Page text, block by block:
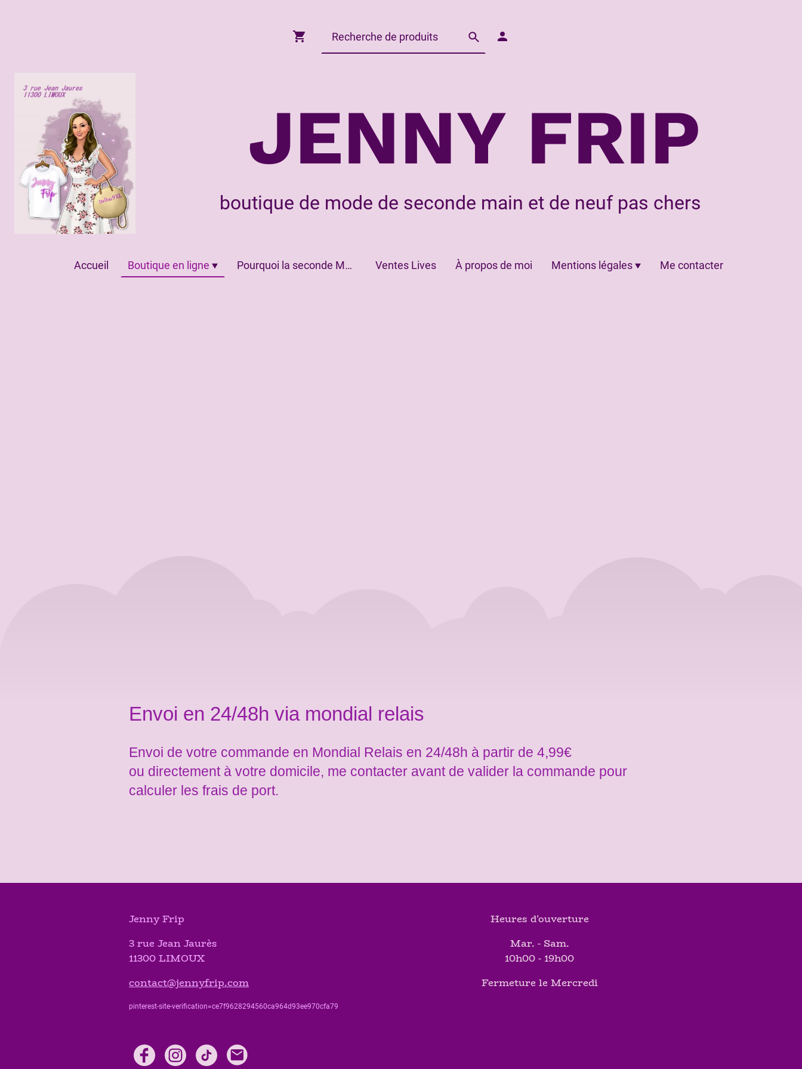
JENNY FRIP
boutique de mode de seconde main et de neuf pas chers
Accueil Boutique en ligne Pourquoi la seconde Main? Ventes Lives À propos de moi Mentions légales Me contacter
Envoi en 24/48h via mondial relais
Envoi de votre commande en Mondial Relais en 24/48h à partir de 4,99€
ou directement à votre domicile, me contacter avant de valider la commande pour
calculer les frais de port.
Jenny Frip
3 rue Jean Jaurès
11300 LIMOUX
contact@jennyfrip.com
pinterest-site-verification=ce7f9628294560ca964d93ee970cfa79
Heures d'ouverture
Mar. - Sam.
10h00 - 19h00
Fermeture le Mercredi